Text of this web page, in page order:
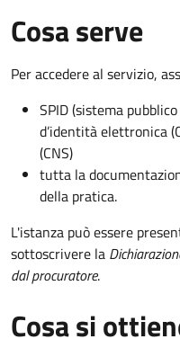
Cosa serve
Per accedere al servizio,
SPID (sistema
d’identità elettronica
(CNS)
tutta la
della pratica.
L'istanza può essere
sottoscrivere la
dal procuratore.
Cosa si